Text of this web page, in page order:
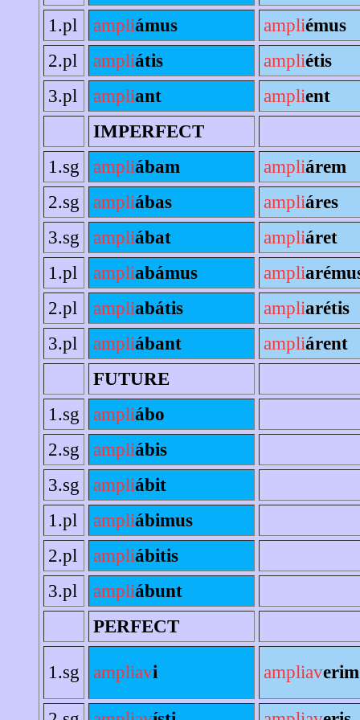
1.pl ampliámus ampliémus
2.pl
ampliátis ampliétis
3.pl
ampliant amplient
IMPERFECT
1.sg
ampliábam ampliárem
2.sg
ampliábas ampliáres
3.sg
ampliábat ampliáret
1.pl
ampliabámus ampli
2.pl
ampliabátis ampliarétis
3.pl
ampliábant ampliárent
FUTURE
1.sg
ampliábo
2.sg
ampliábis
3.sg
ampliábit
1.pl
ampliábimus
2.pl
ampliábitis
3.pl
ampliábunt
PERFECT
1.sg ampliavi ampliaverim